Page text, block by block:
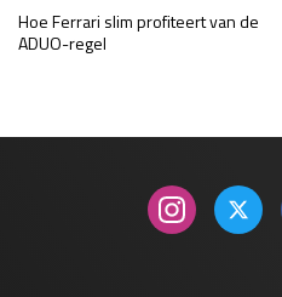
Hoe Ferrari slim profiteert van de
ADUO-regel